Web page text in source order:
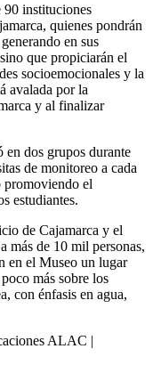
90 instituciones
quienes pondrán
en sus
que propiciarán el
socioemocionales y la
avalada por la
y al finalizar
en dos grupos durante
de monitoreo a cada
el
estudiantes.
de Cajamarca y el
más de 10 mil personas,
en el Museo un lugar
más sobre los
con énfasis en agua,
ALAC |